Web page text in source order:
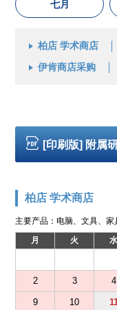
七月
柏店 学术商店
伊肯商店采购
[印刷版] 附属
柏店 学术商店
主要产品：电脑、文具、
月 火 水
2 3 4
9 10